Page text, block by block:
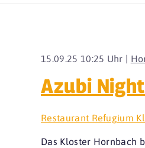
15.09.25 10:25 Uhr |
Azubi
Restaurant Refugium
Das Kloster Hornbach